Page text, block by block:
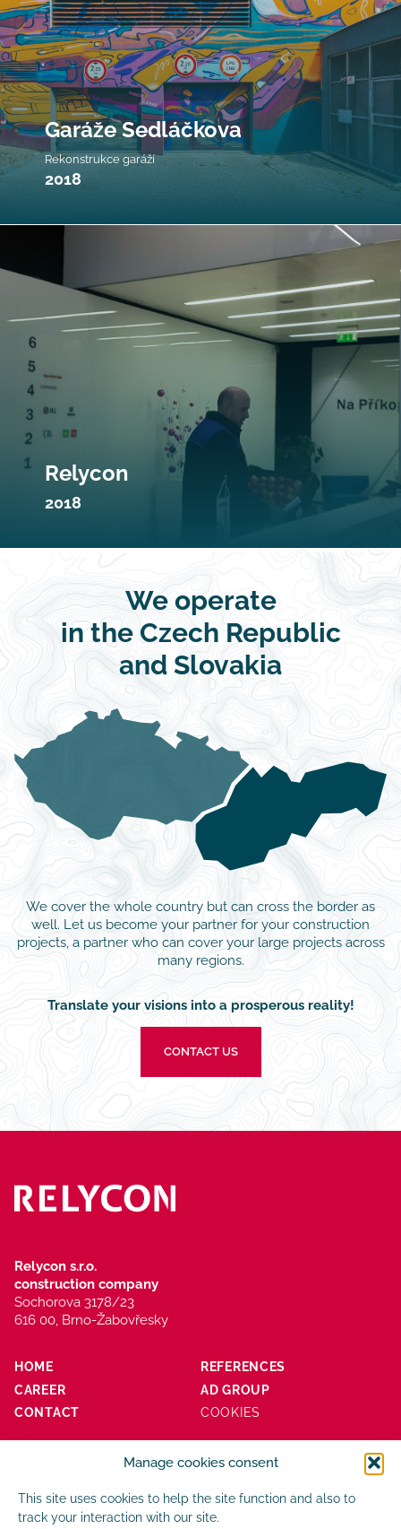
Manage cookies consent
This site uses cookies to help the site function and also to
track your interaction with our site.
Garáže Sedláčkova
Rekonstrukce garáží
2018
Relycon
2018
We operate
in the Czech Republic
and Slovakia
We cover the whole country but can cross the border as
well. Let us become your partner for your construction
projects, a partner who can cover your large projects across
many regions.
Translate your visions into a prosperous reality!
CONTACT US
Relycon s.r.o.
construction company
Sochorova 3178/23
616 00, Brno-Žabovřesky
HOME
REFERENCES
CAREER
AD GROUP
CONTACT
COOKIES